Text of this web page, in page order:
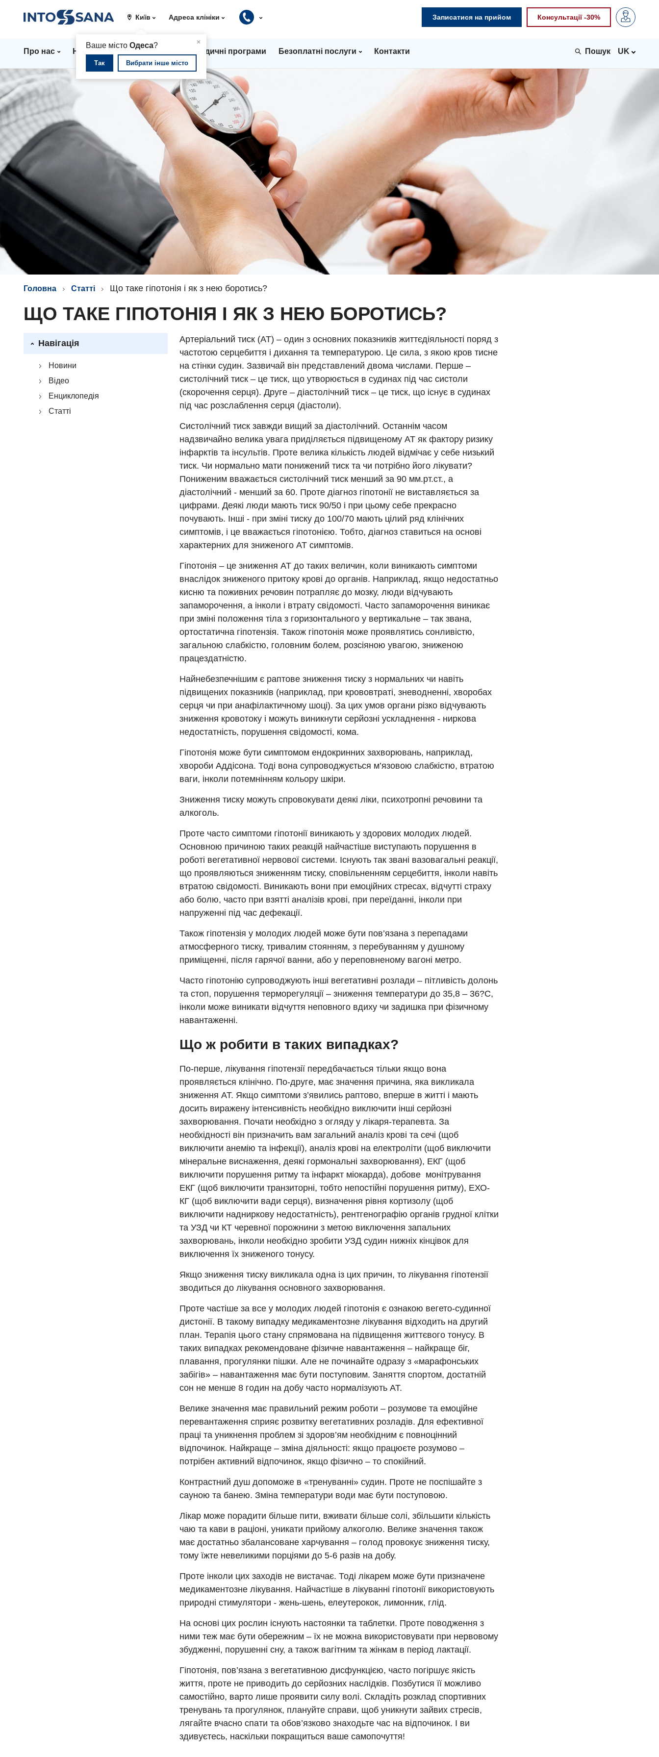
Київ
×
Ваше місто Одеса?
Так Вибрати інше місто
Адреса клініки Записатися на прийом Консультації -30%
Про нас Напрямки Ціни Медичні програми Безоплатні послуги Контакти UK
Головна Статті Що таке гіпотонія і як з нею боротись?
ЩО ТАКЕ ГІПОТОНІЯ І ЯК З НЕЮ БОРОТИСЬ?
Навігація
Новини
Відео
Енциклопедія
Статті
Артеріальний тиск (АТ) – один з основних показників життєдіяльності поряд з
частотою серцебиття і дихання та температурою. Це сила, з якою кров тисне
на стінки судин. Зазвичай він представлений двома числами. Перше –
систолічний тиск – це тиск, що утворюється в судинах під час систоли
(скорочення серця). Друге – діастолічний тиск – це тиск, що існує в судинах
під час розслаблення серця (діастоли).
Систолічний тиск завжди вищий за діастолічний. Останнім часом
надзвичайно велика увага приділяється підвищеному АТ як фактору ризику
інфарктів та інсультів. Проте велика кількість людей відмічає у себе низький
тиск. Чи нормально мати понижений тиск та чи потрібно його лікувати?
Пониженим вважається систолічний тиск менший за 90 мм.рт.ст., а
діастолічний - менший за 60. Проте діагноз гіпотонії не виставляється за
цифрами. Деякі люди мають тиск 90/50 і при цьому себе прекрасно
почувають. Інші - при зміні тиску до 100/70 мають цілий ряд клінічних
симптомів, і це вважається гіпотонією. Тобто, діагноз ставиться на основі
характерних для зниженого АТ симптомів.
Гіпотонія – це зниження АТ до таких величин, коли виникають симптоми
внаслідок зниженого притоку крові до органів. Наприклад, якщо недостатньо
кисню та поживних речовин потрапляє до мозку, люди відчувають
запаморочення, а інколи і втрату свідомості. Часто запаморочення виникає
при зміні положення тіла з горизонтального у вертикальне – так звана,
ортостатична гіпотензія. Також гіпотонія може проявлятись сонливістю,
загальною слабкістю, головним болем, розсіяною увагою, зниженою
працездатністю.
Найнебезпечнішим є раптове зниження тиску з нормальних чи навіть
підвищених показників (наприклад, при крововтраті, зневодненні, хворобах
серця чи при анафілактичному шоці). За цих умов органи різко відчувають
зниження кровотоку і можуть виникнути серйозні ускладнення - ниркова
недостатність, порушення свідомості, кома.
Гіпотонія може бути симптомом ендокринних захворювань, наприклад,
хвороби Аддісона. Тоді вона супроводжується м’язовою слабкістю, втратою
ваги, інколи потемнінням кольору шкіри.
Зниження тиску можуть спровокувати деякі ліки, психотропні речовини та
алкоголь.
Проте часто симптоми гіпотонії виникають у здорових молодих людей.
Основною причиною таких реакцій найчастіше виступають порушення в
роботі вегетативної нервової системи. Існують так звані вазовагальні реакції,
що проявляються зниженням тиску, сповільненням серцебиття, інколи навіть
втратою свідомості. Виникають вони при емоційних стресах, відчутті страху
або болю, часто при взятті аналізів крові, при переїданні, інколи при
напруженні під час дефекації.
Також гіпотензія у молодих людей може бути пов’язана з перепадами
атмосферного тиску, тривалим стоянням, з перебуванням у душному
приміщенні, після гарячої ванни, або у переповненому вагоні метро.
Часто гіпотонію супроводжують інші вегетативні розлади – пітливість долонь
та стоп, порушення терморегуляції – зниження температури до 35,8 – 36?С,
інколи може виникати відчуття неповного вдиху чи задишка при фізичному
навантаженні.
Що ж робити в таких випадках?
По-перше, лікування гіпотензії передбачається тільки якщо вона
проявляється клінічно. По-друге, має значення причина, яка викликала
зниження АТ. Якщо симптоми з’явились раптово, вперше в житті і мають
досить виражену інтенсивність необхідно виключити інші серйозні
захворювання. Почати необхідно з огляду у лікаря-терапевта. За
необхідності він призначить вам загальний аналіз крові та сечі (щоб
виключити анемію та інфекції), аналіз крові на електроліти (щоб виключити
мінеральне виснаження, деякі гормональні захворювання), ЕКГ (щоб
виключити порушення ритму та інфаркт міокарда), добове монітрування
ЕКГ (щоб виключити транзиторні, тобто непостійні порушення ритму), ЕХО-
КГ (щоб виключити вади серця), визначення рівня кортизолу (щоб
виключити надниркову недостатність), рентгенографію органів грудної клітки
та УЗД чи КТ черевної порожнини з метою виключення запальних
захворювань, інколи необхідно зробити УЗД судин нижніх кінцівок для
виключення їх зниженого тонусу.
Якщо зниження тиску викликала одна із цих причин, то лікування гіпотензії
зводиться до лікування основного захворювання.
Проте частіше за все у молодих людей гіпотонія є ознакою вегето-судинної
дистонії. В такому випадку медикаментозне лікування відходить на другий
план. Терапія цього стану спрямована на підвищення життєвого тонусу. В
таких випадках рекомендоване фізичне навантаження – найкраще біг,
плавання, прогулянки пішки. Але не починайте одразу з «марафонських
забігів» – навантаження має бути поступовим. Заняття спортом, достатній
сон не менше 8 годин на добу часто нормалізують АТ.
Велике значення має правильний режим роботи – розумове та емоційне
перевантаження сприяє розвитку вегетативних розладів. Для ефективної
праці та уникнення проблем зі здоров’ям необхідним є повноцінний
відпочинок. Найкраще – зміна діяльності: якщо працюєте розумово –
потрібен активний відпочинок, якщо фізично – то спокійний.
Контрастний душ допоможе в «тренуванні» судин. Проте не поспішайте з
сауною та банею. Зміна температури води має бути поступовою.
Лікар може порадити більше пити, вживати більше солі, збільшити кількість
чаю та кави в раціоні, уникати прийому алкоголю. Велике значення також
має достатньо збалансоване харчування – голод провокує зниження тиску,
тому їжте невеликими порціями до 5-6 разів на добу.
Проте інколи цих заходів не вистачає. Тоді лікарем може бути призначене
медикаментозне лікування. Найчастіше в лікуванні гіпотонії використовують
природні стимулятори - жень-шень, елеутерокок, лимонник, глід.
На основі цих рослин існують настоянки та таблетки. Проте поводження з
ними теж має бути обережним – їх не можна використовувати при нервовому
збудженні, порушенні сну, а також вагітним та жінкам в період лактації.
Гіпотонія, пов’язана з вегетативною дисфункцією, часто погіршує якість
життя, проте не приводить до серйозних наслідків. Позбутися її можливо
самостійно, варто лише проявити силу волі. Складіть розклад спортивних
тренувань та прогулянок, плануйте справи, щоб уникнути зайвих стресів,
лягайте вчасно спати та обов’язково знаходьте час на відпочинок. І ви
здивуєтесь, наскільки покращиться ваше самопочуття!